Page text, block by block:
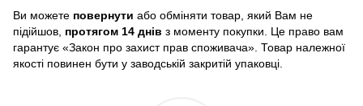
Ви можете повернути або обміняти товар, який Вам не
підійшов, протягом 14 днів з моменту покупки. Це право вам
гарантує «Закон про захист прав споживача». Товар належної
якості повинен бути у заводській закритій упаковці.